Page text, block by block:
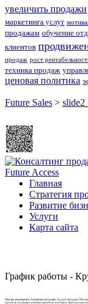
увеличить продажи
маркетинга услуг
продажам обучение
клиентов
продаж рост
техника продаж
ценовая политика
Future Sales >
Главная
Стратегия
Развитие
Услуги
Карта сайта
График работы -
Чем мы занимаемся: Активные продажи. Аудит продаж.
продаж.Создание отдела продаж под ключ. Аутсорсинг